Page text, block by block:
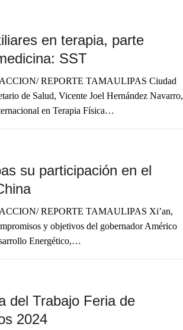
en terapia, parte
SST
REPORTE TAMAULIPAS Ciudad
de Salud, Vicente Joel Hernández Navarro,
en Terapia Física…
su participación en el
REPORTE TAMAULIPAS Xi’an,
y objetivos del gobernador Américo
Energético,…
del Trabajo Feria de
2024